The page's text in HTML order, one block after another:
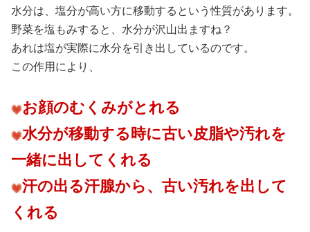
水分は、塩分が高い方に移動するという性質があります。
野菜を塩もみすると、水分が沢山出ますね？
あれは塩が実際に水分を引き出しているのです。
この作用により、
お顔のむくみがとれる
水分が移動する時に古い皮脂や汚れを
一緒に出してくれる
汗の出る汗腺から、古い汚れを出して
くれる